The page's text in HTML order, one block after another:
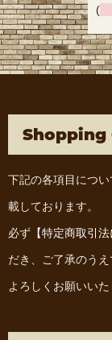
(
Shopping
下記の各項目につ
載しております。
必ず 【特定商取引
だき、ご了承のうえ
よろしくお願いいた